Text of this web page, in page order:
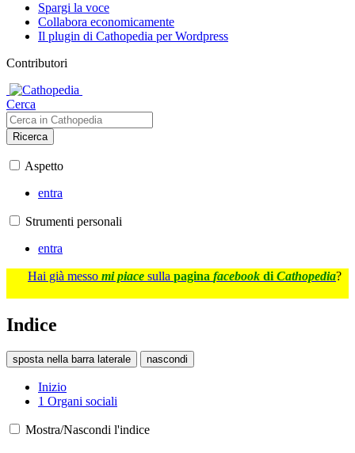
Spargi la voce
Collabora economicamente
Il plugin di Cathopedia per Wordpress
Contributori
Cerca
Ricerca
Aspetto
entra
Strumenti personali
entra
Hai già messo mi piace sulla pagina facebook di Cathopedia?
Indice
sposta nella barra laterale nascondi
Inizio
1 Organi sociali
Mostra/Nascondi l'indice